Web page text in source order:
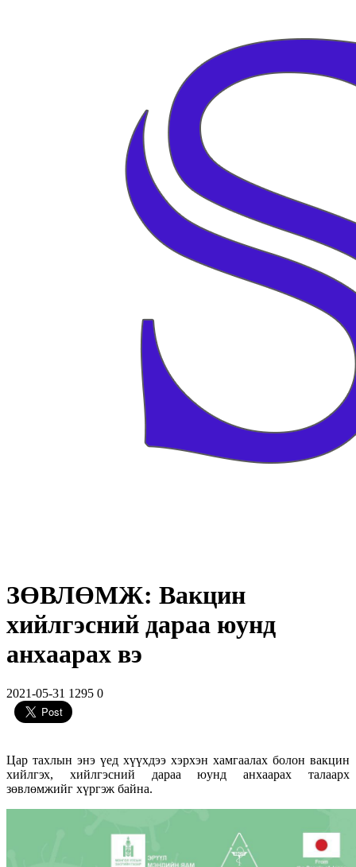
ЗӨВЛӨМЖ: Вакцин
хийлгэсний дараа юунд
анхаарах вэ
2021-05-31 1295 0
Цар тахлын энэ үед хүүхдээ хэрхэн хамгаалах болон вакцин
хийлгэх, хийлгэсний дараа юунд анхаарах талаарх
зөвлөмжийг хүргэж байна.